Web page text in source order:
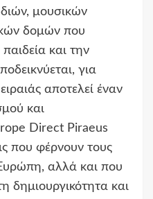
μουσικών
δομών που
και την
για
αποτελεί έναν
και
Direct Piraeus
που φέρνουν τους
αλλά και που
δημιουργικότητα και